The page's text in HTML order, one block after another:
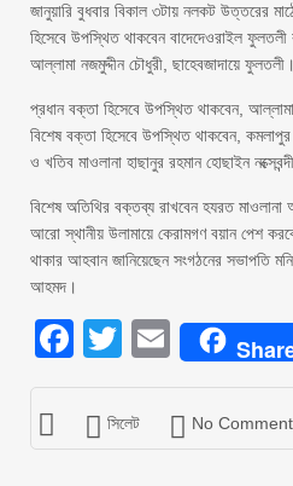
জানুয়ারি বুধবার বিকাল ৩টায় নলকট উত্তরের
হিসেবে উপস্থিত থাকবেন বাদেদেওরাইল
আল্লামা নজমুদ্দীন চৌধুরী, ছাহেবজাদায়ে ফুলতলী।
প্রধান বক্তা হিসেবে উপস্থিত থাকবেন, আল্লামা
বিশেষ বক্তা হিসেবে উপস্থিত থাকবেন,
ও খতিব মাওলানা হাছানুর রহমান হোছাইন
বিশেষ অতিথির বক্তব্য রাখবেন হযরত
আরো স্থানীয় উলামায়ে কেরামগণ বয়ান পেশ
থাকার আহবান জানিয়েছেন সংগঠনের সভাপতি
আহমদ।
Facebook
Twitter
Email
সিলেট No